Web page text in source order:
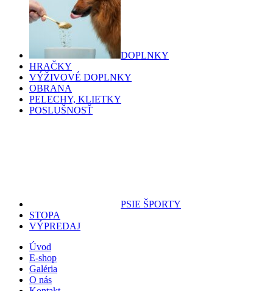
DOPLNKY
HRAČKY
VÝŽIVOVÉ DOPLNKY
OBRANA
PELECHY, KLIETKY
POSLUŠNOSŤ
PSIE ŠPORTY
STOPA
VÝPREDAJ
Úvod
E-shop
Galéria
O nás